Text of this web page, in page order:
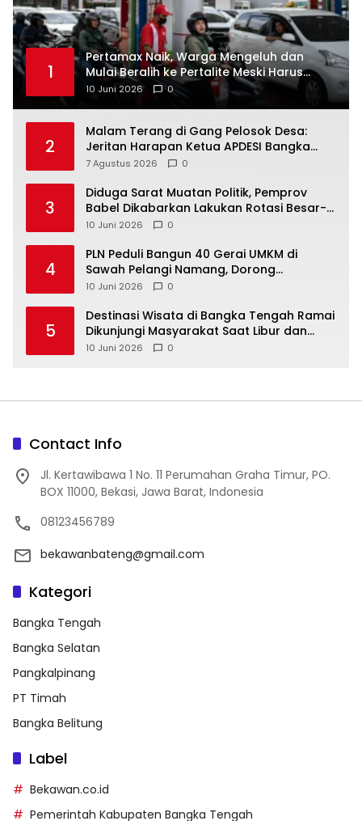
1
‎Pertamax Naik, Warga Mengeluh dan
Mulai Beralih ke Pertalite Meski Harus
10 Juni 2026 0
2
Malam Terang di Gang Pelosok Desa:
Jeritan Harapan Ketua APDESI Bangka
Tengah untuk PLN Babel
7 Agustus 2026 0
3
‎Diduga Sarat Muatan Politik, Pemprov
Babel Dikabarkan Lakukan Rotasi Besar-
10 Juni 2026 0
4
‎PLN Peduli Bangun 40 Gerai UMKM di
Sawah Pelangi Namang, Dorong
10 Juni 2026 0
5
‎Destinasi Wisata di Bangka Tengah Ramai
Dikunjungi Masyarakat Saat Libur dan
Akhir Pekan
10 Juni 2026 0
Contact Info
Jl. Kertawibawa 1 No. 11 Perumahan Graha Timur, PO.
BOX 11000, Bekasi, Jawa Barat, Indonesia
08123456789
bekawanbateng@gmail.com
Kategori
Bangka Tengah
Bangka Selatan
Pangkalpinang
PT Timah
Bangka Belitung
Label
Bekawan.co.id
Pemerintah Kabupaten Bangka Tengah